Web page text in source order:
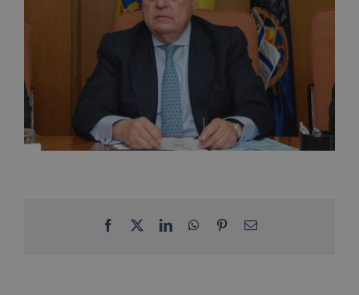
Facebook LinkedInWhatsApp
PinterestCorreo